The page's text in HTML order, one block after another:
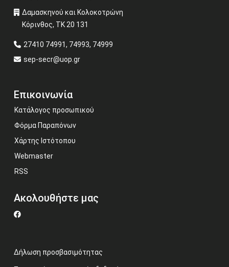
Δαμασκηνού και Κολοκοτρώνη
Κόρινθος, ΤΚ 20 131
27410 74991, 74993, 74999
sep-secr@uop.gr
Επικοινωνία
Κατάλογος προσωπικού
Φόρμα Παραπόνων
Χάρτης Ιστότοπου
Webmaster
RSS
Ακολουθήστε μας
Δήλωση προσβασιμότητας